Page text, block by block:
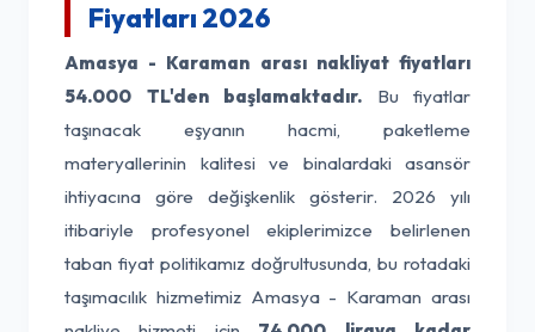
Fiyatları 2026
Amasya - Karaman arası nakliyat fiyatları
54.000 TL'den başlamaktadır. Bu fiyatlar
taşınacak eşyanın hacmi, paketleme
materyallerinin kalitesi ve binalardaki asansör
ihtiyacına göre değişkenlik gösterir. 2026 yılı
itibariyle profesyonel ekiplerimizce belirlenen
taban fiyat politikamız doğrultusunda, bu rotadaki
taşımacılık hizmetimiz Amasya - Karaman arası